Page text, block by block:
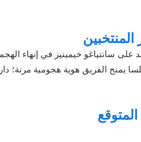
المنتخبين
على سانتياغو خيمينيز في إنهاء
يمنح الفريق هوية هجومية مرنة؛